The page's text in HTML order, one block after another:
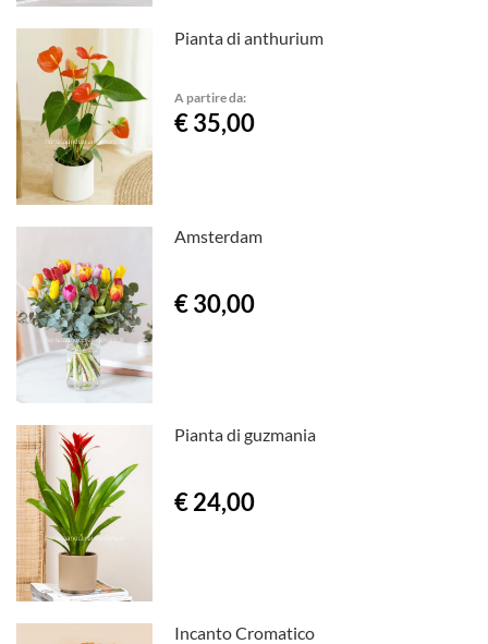
Pianta di anthurium
A partire da:
€ 35,00
Amsterdam
€ 30,00
Pianta di guzmania
€ 24,00
Incanto Cromatico